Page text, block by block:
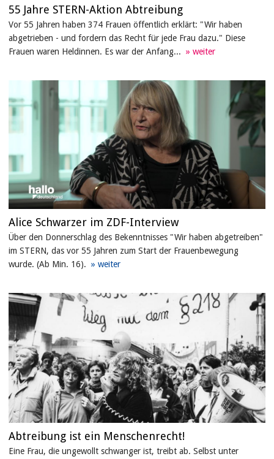
55 Jahre STERN-Aktion Abtreibung
Vor 55 Jahren haben 374 Frauen öffentlich erklärt: "Wir haben
abgetrieben - und fordern das Recht für jede Frau dazu." Diese
Frauen waren Heldinnen. Es war der Anfang...
Alice Schwarzer im ZDF-Interview
Über den Donnerschlag des Bekenntnisses "Wir haben abgetreiben"
im STERN, das vor 55 Jahren zum Start der Frauenbewegung
wurde. (Ab Min. 16).
Abtreibung ist ein Menschenrecht!
Eine Frau, die ungewollt schwanger ist, treibt ab. Selbst unter